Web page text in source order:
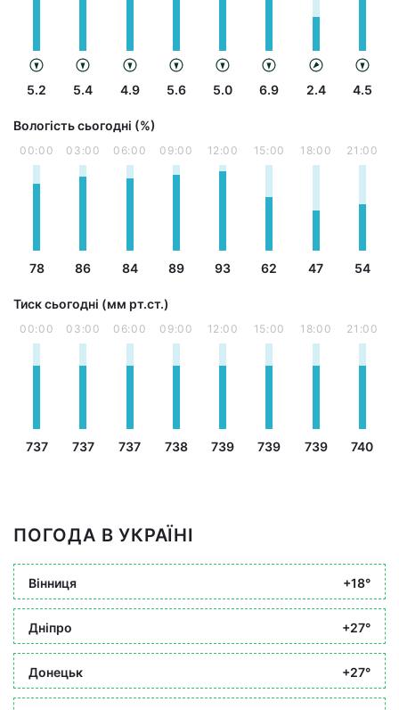
5.2 5.4 4.9 5.6 5.0 6.9 2.4 4.5
Вологість сьогодні (%)
00:00
78
03:00
86
06:00
84
09:00
89
12:00
93
15:00
62
18:00
47
21:00
54
Тиск сьогодні (мм рт.ст.)
00:00
737
03:00
737
06:00
737
09:00
738
12:00
739
15:00
739
18:00
739
21:00
740
ПОГОДА В УКРАЇНІ
Вінниця +18°
Дніпро +27°
Донецьк +27°